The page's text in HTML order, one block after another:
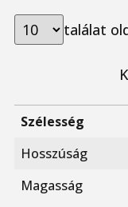
találat
Szélesség
Hosszúság
Magasság